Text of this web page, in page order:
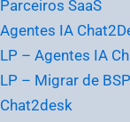
Parceiros SaaS
Agentes IA
LP – Agentes IA
LP – Migrar de
Chat2desk